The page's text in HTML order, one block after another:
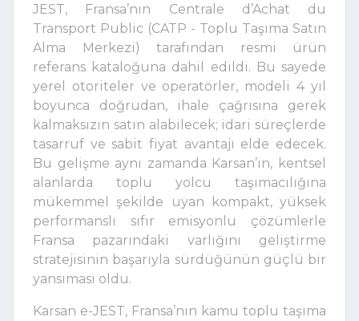
JEST, Fransa’nın Centrale d’Achat du
Transport Public (CATP - Toplu Taşıma Satın
Alma Merkezi) tarafından resmi ürün
referans kataloğuna dahil edildi. Bu sayede
yerel otoriteler ve operatörler, modeli 4 yıl
boyunca doğrudan, ihale çağrısına gerek
kalmaksızın satın alabilecek; idari süreçlerde
tasarruf ve sabit fiyat avantajı elde edecek.
Bu gelişme aynı zamanda Karsan’ın, kentsel
alanlarda toplu yolcu taşımacılığına
mükemmel şekilde uyan kompakt, yüksek
performanslı sıfır emisyonlu çözümlerle
Fransa pazarındaki varlığını geliştirme
stratejisinin başarıyla sürdüğünün güçlü bir
yansıması oldu.
Karsan e-JEST, Fransa’nın kamu toplu taşıma